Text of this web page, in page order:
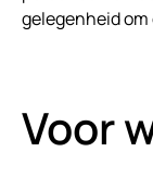
gelegenheid
Voor